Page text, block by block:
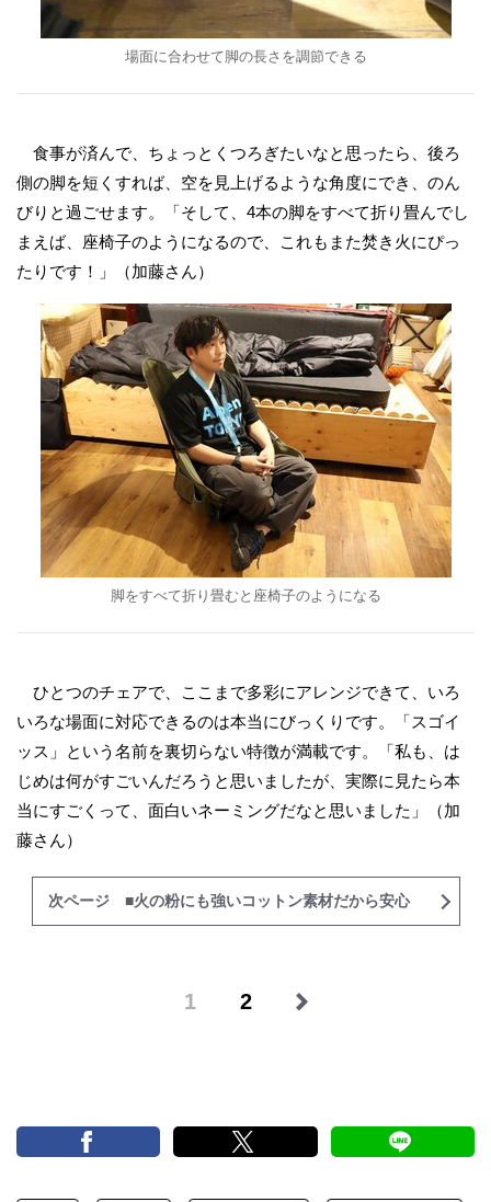
場面に合わせて脚の長さを調節できる
食事が済んで、ちょっとくつろぎたいなと思ったら、後ろ
側の脚を短くすれば、空を見上げるような角度にでき、のん
びりと過ごせます。「そして、4本の脚をすべて折り畳んでし
まえば、座椅子のようになるので、これもまた焚き火にぴっ
たりです！」（加藤さん）
脚をすべて折り畳むと座椅子のようになる
ひとつのチェアで、ここまで多彩にアレンジできて、いろ
いろな場面に対応できるのは本当にびっくりです。「スゴイ
ッス」という名前を裏切らない特徴が満載です。「私も、は
じめは何がすごいんだろうと思いましたが、実際に見たら本
当にすごくって、面白いネーミングだなと思いました」（加
藤さん）
次ページ ■火の粉にも強いコットン素材だから安心
1 2